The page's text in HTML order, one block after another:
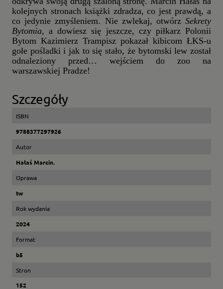
kolejnych stronach książki zdradza, co jest prawdą, a
co jedynie zmyśleniem. Nie zwlekaj, otwórz Sekrety
Bytomia, a dowiesz się jeszcze, czy piłkarz Polonii
Bytom Kazimierz Trampisz pokazał kibicom ŁKS-u
gołe pośladki i jak to się stało, że bytomski lew został
odnaleziony przed… wejściem do zoo na
warszawskiej Pradze!
Szczegóły
ISBN
9788377297926
Autor
Hałaś Marcin.
Oprawa
tw
Rok wydania
2024
Format
b5
Stron
152